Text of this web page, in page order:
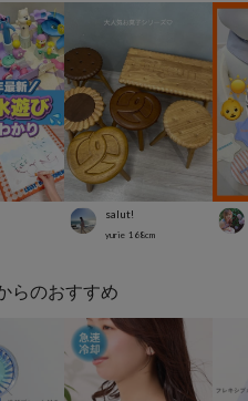
salut!
yurie 168cm
らのおすすめ